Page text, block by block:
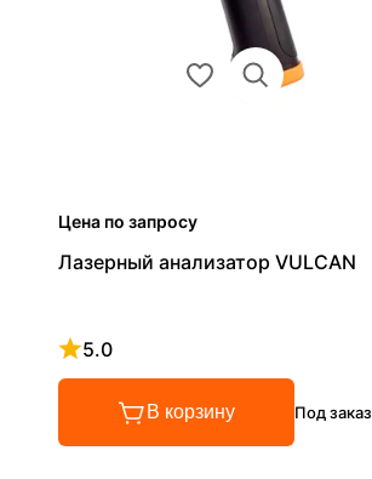
Цена по запросу
Лазерный анализатор VULCAN
5.0
Рейтинг 5 из 5
В корзину Под заказ